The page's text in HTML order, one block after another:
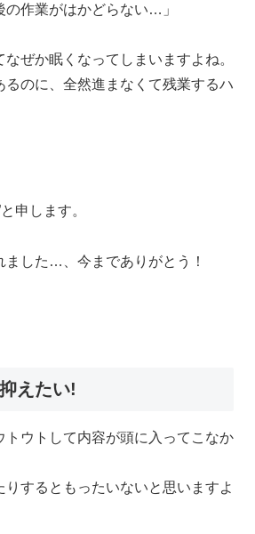
の作業がはかどらない…」
ぜか眠くなってしまいますよね。
るのに、全然進まなくて残業するハ
申します。
ました…、今までありがとう！
えたい!
トウトして内容が頭に入ってこなか
するともったいないと思いますよ